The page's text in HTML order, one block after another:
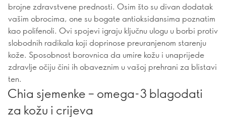
brojne zdravstvene prednosti. Osim što su divan dodatak
vašim obrocima, one su bogate antioksidansima poznatim
kao polifenoli. Ovi spojevi igraju ključnu ulogu u borbi protiv
slobodnih radikala koji doprinose preuranjenom starenju
kože. Sposobnost borovnica da umire kožu i unaprijede
zdravlje očiju čini ih obaveznim u vašoj prehrani za blistavi
ten.
Chia sjemenke – omega-3 blagodati
za kožu i crijeva